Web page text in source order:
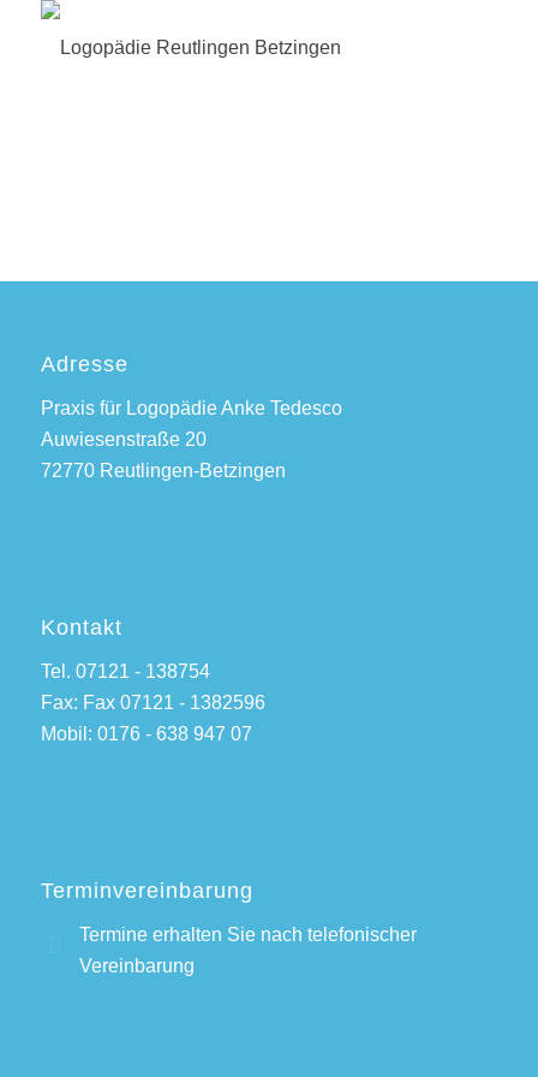
Adresse
Praxis für Logopädie Anke Tedesco
Auwiesenstraße 20
72770 Reutlingen-Betzingen
Kontakt
Tel. 07121 - 138754
Fax: Fax 07121 - 1382596
Mobil: 0176 - 638 947 07
Terminvereinbarung
Termine erhalten Sie nach telefonischer
Vereinbarung